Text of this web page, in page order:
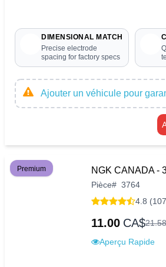
DIMENSIONAL MATCH
Precise electrode
spacing for factory specs
Ajouter un véhicule pour
Premium NGK CANADA -
Pièce# 3764
4.8
11.00 CA$21.58
Aperçu Rapide